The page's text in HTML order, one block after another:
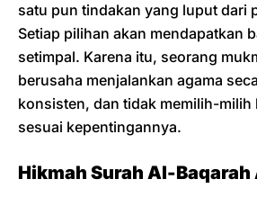
satu pun tindakan yang luput dari
Setiap pilihan akan mendapatkan
setimpal. Karena itu, seorang
berusaha menjalankan agama
konsisten, dan tidak memilih-milih
sesuai kepentingannya.
Hikmah Surah Al-Baqarah